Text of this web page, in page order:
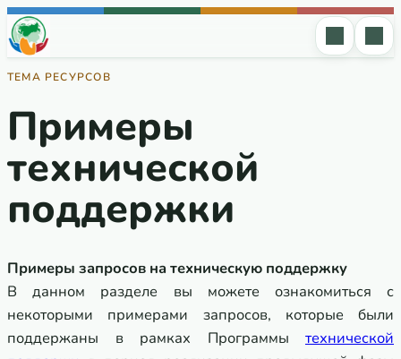
Перейти к содержимому
ТЕМА РЕСУРСОВ
Примеры
технической
поддержки
Примеры запросов на техническую поддержку
В данном разделе вы можете ознакомиться с
некоторыми примерами запросов, которые были
поддержаны в рамках Программы технической